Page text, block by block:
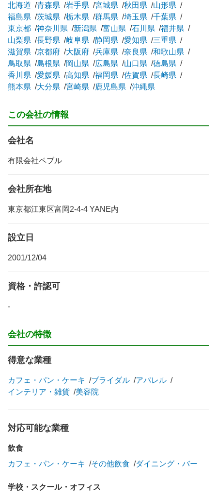
北海道 青森県 岩手県 宮城県 秋田県
山形県
福島県
茨城県 栃木県 群馬県 埼玉県
千葉県
東京都
神奈川県 新潟県 富山県 石川県
福井県
山梨県
長野県 岐阜県 静岡県 愛知県
三重県
滋賀県
京都府 大阪府 兵庫県 奈良県
和歌山県
鳥取県
島根県 岡山県 広島県 山口県
徳島県
香川県
愛媛県 高知県 福岡県 佐賀県
長崎県
熊本県
大分県 宮崎県 鹿児島県 沖縄県
この会社の情報
会社名
有限会社ペブル
会社所在地
東京都江東区富岡2-4-4 YANE内
設立日
2001/12/04
資格・許認可
-
会社の特徴
得意な業種
カフェ・パン・ケーキ ブライダル
アパレル
インテリア・雑貨
美容院
対応可能な業種
飲食
カフェ・パン・ケーキ
その他飲食 ダイニング・バー
学校・スクール・オフィス